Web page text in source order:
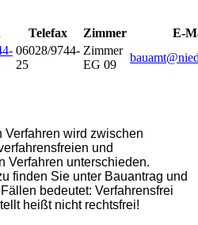
Telefax Zimmer
E-
06028/9744-
25
Zimmer
EG 09
Verfahren wird zwischen
und
Verfahren unterschieden.
finden Sie unter Bauantrag und
bedeutet: Verfahrensfrei
heißt nicht rechtsfrei!